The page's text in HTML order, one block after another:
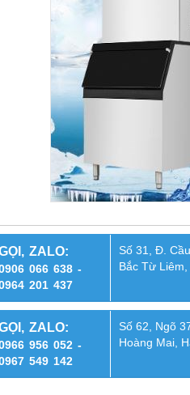
ZALO:
066 638 -
201 437
Số 31, Đ.
Bắc Từ
ZALO:
956 052 -
549 142
Số 62, Ngõ
Hoàng Mai,